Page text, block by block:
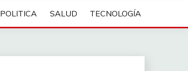
POLITICA SALUD TECNOLOGÍA